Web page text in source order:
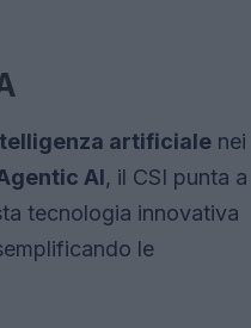
artificiale nei
AI, il CSI punta a
tecnologia innovativa
le